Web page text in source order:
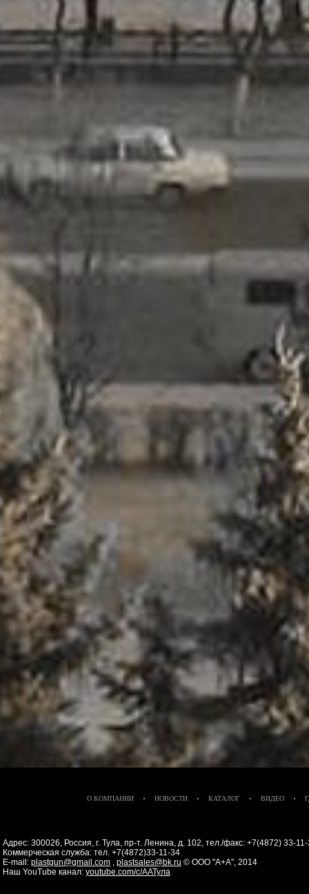
О КОМПАНИИ НОВОСТИ КАТАЛОГ ВИДЕО
Адрес: 300026, Россия, г. Тула, пр-т. Ленина, д. 102, тел./факс: +7(4872) 33-
Коммерческая служба: тел. +7(4872)33-11-34
E-mail: plastgun@gmail.com , plastsales@bk.ru © ООО "А+А", 2014
Наш YouTube канал: youtube.com/c/ААТула